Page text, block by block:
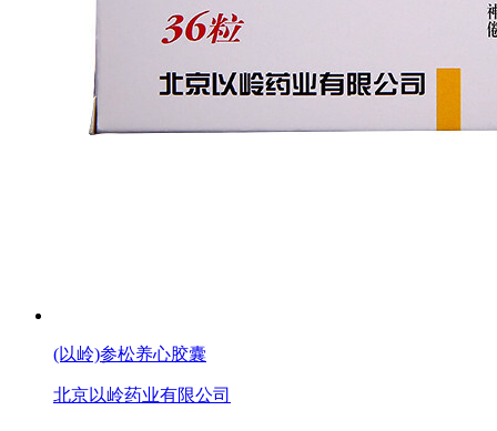
(以岭)参松养心胶囊
北京以岭药业有限公司